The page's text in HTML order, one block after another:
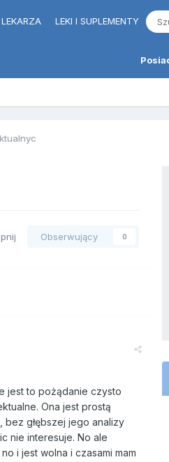
LEKI I SUPLEMENTY
Obserwujący 0
jest to pożądanie czysto
Ona jest prostą
głębszej jego analizy
nie interesuje. No ale
i jest wolna i czasami mam